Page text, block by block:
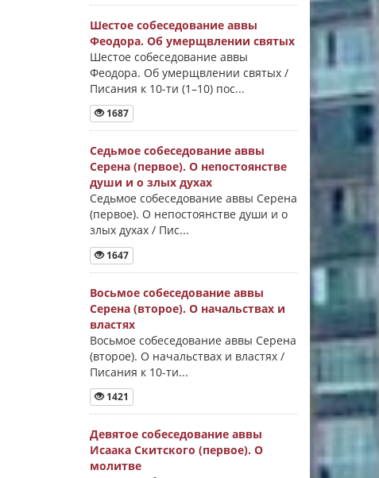
Шестое собеседование аввы
Феодора. Об умерщвлении святых
Шестое собеседование аввы
Феодора. Об умерщвлении святых /
Писания к 10-ти (1–10) пос...
1687
Седьмое собеседование аввы
Серена (первое). О непостоянстве
души и о злых духах
Седьмое собеседование аввы Серена
(первое). О непостоянстве души и о
злых духах / Пис...
1647
Восьмое собеседование аввы
Серена (второе). О начальствах и
властях
Восьмое собеседование аввы Серена
(второе). О начальствах и властях /
Писания к 10-ти...
1421
Девятое собеседование аввы
Исаака Скитского (первое). О
молитве